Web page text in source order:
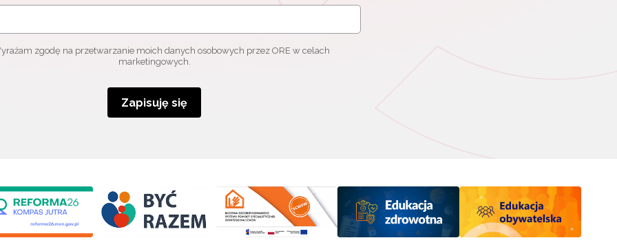
zgodę na przetwarzanie moich danych osobowych przez ORE w celach
marketingowych.
Zapisuję się